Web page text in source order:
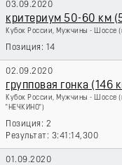
03.09.2020
критериум 50-60 км
Кубок России, Мужчины - Шоссе
14
02.09.2020
групповая гонка (146
Кубок России, Мужчины - Шоссе
"НЕЧКИНО")
2
3:41:14,300
01.09.2020